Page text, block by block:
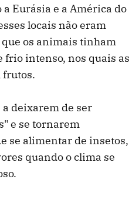
Eurásia e a América do
locais não eram
os animais tinham
frio intenso, nos quais as
frutos.
deixarem de ser
e se tornarem
se alimentar de insetos,
quando o clima se